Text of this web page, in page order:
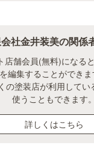
社金井装美の関係
店舗会員(無料)になる
を編集することができま
の塗装店が利用して
使うこともできます。
詳しくはこちら